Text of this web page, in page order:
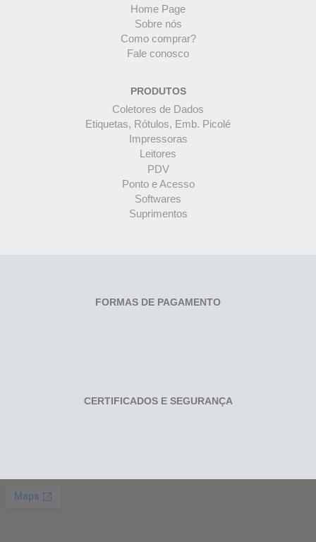
Home Page
Sobre nós
Como comprar?
Fale conosco
PRODUTOS
Coletores de Dados
Etiquetas, Rótulos, Emb. Picolé
Impressoras
Leitores
PDV
Ponto e Acesso
Softwares
Suprimentos
FORMAS DE PAGAMENTO
CERTIFICADOS E SEGURANÇA